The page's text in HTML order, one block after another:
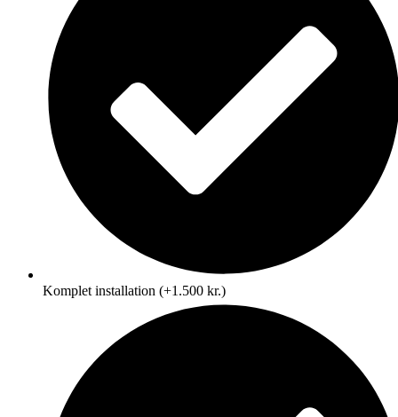
Komplet installation (+1.500 kr.)